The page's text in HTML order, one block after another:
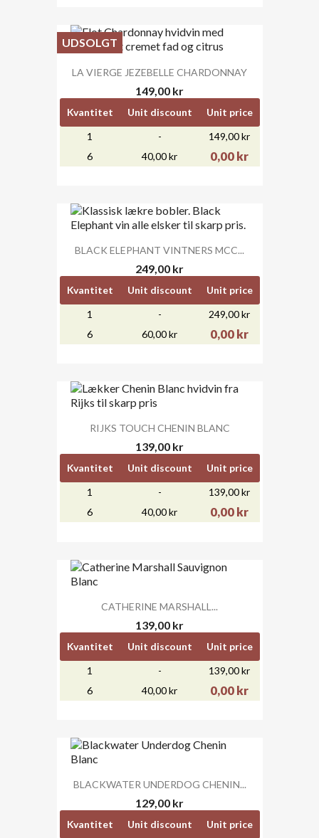
LA VIERGE JEZEBELLE CHARDONNAY
149,00 kr
Kvantitet Unit discount
Unit price
1
-
149,00 kr
6
40,00 kr 0,00 kr
UDSOLGT
BLACK ELEPHANT VINTNERS MCC...
249,00 kr
Kvantitet Unit discount
Unit price
1
-
249,00 kr
6
60,00 kr 0,00 kr
RIJKS TOUCH CHENIN BLANC
139,00 kr
Kvantitet Unit discount
Unit price
1
-
139,00 kr
6
40,00 kr 0,00 kr
CATHERINE MARSHALL...
139,00 kr
Kvantitet Unit discount
Unit price
1
-
139,00 kr
6
40,00 kr 0,00 kr
BLACKWATER UNDERDOG CHENIN...
129,00 kr
Kvantitet Unit discount Unit price